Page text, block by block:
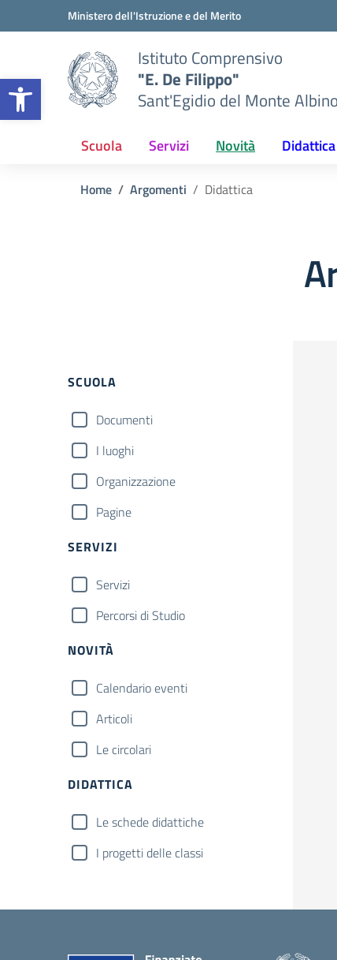
Apri la barra degli strumenti
Vai ai contenuti
Vai al menu di navigazioneMinistero dell'Istruzione e del Merito
Istituto Comprensivo
"E. De Filippo"
Sant'Egidio del Monte
Scuola Servizi Novità Didattica
Home Argomenti Didattica
SCUOLA
Documenti
I luoghi
Organizzazione
Pagine
SERVIZI
Servizi
Percorsi di Studio
NOVITÀ
Calendario eventi
Articoli
Le circolari
DIDATTICA
Le schede didattiche
I progetti delle classi